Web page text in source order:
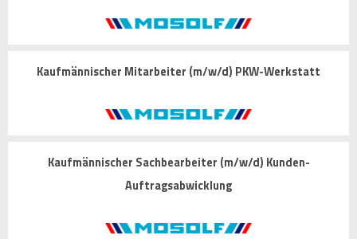
Kaufmännischer Mitarbeiter (m/w/d) PKW-Werkstatt
Kaufmännischer Sachbearbeiter (m/w/d) Kunden-
Auftragsabwicklung